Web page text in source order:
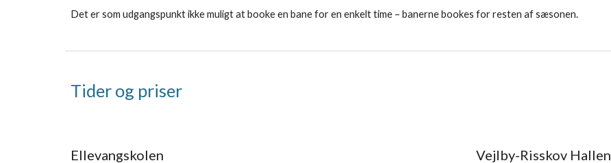
Det er som udgangspunkt ikke muligt at booke en bane for en enkelt time – banerne bookes for resten af sæsonen.
Tider og priser
Ellevangskolen Vejlby-Risskov Hallen